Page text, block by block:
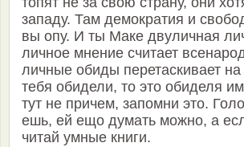
западу. Там демократия и
вы опу. И ты Маке двуличная
личное мнение считает
личные обиды перетаскивает
тебя обидели, то это обиделя
тут не причем, запомни это.
ешь, ей ещо думать можно, а
читай умные книги.